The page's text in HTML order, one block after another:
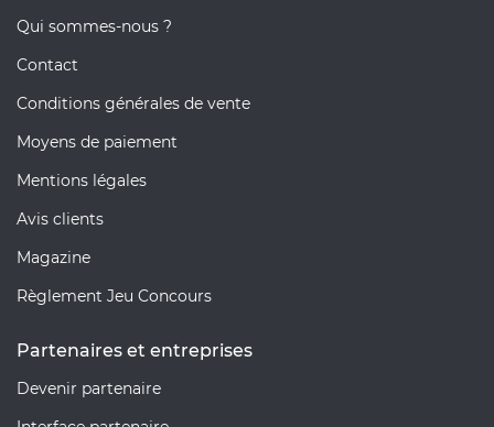
Qui sommes-nous ?
Contact
Conditions générales de vente
Moyens de paiement
Mentions légales
Avis clients
Magazine
Règlement Jeu Concours
Partenaires et entreprises
Devenir partenaire